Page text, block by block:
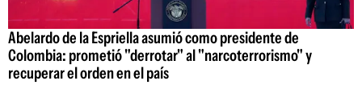
Abelardo de la Espriella asumió como presidente de
Colombia: prometió "derrotar" al "narcoterrorismo" y
recuperar el orden en el país